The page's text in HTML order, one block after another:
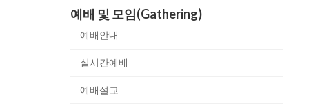
예배 및 모임(Gathering)
예배안내
실시간예배
예배설교